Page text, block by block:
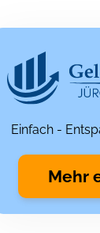
Einfach -
Mehr